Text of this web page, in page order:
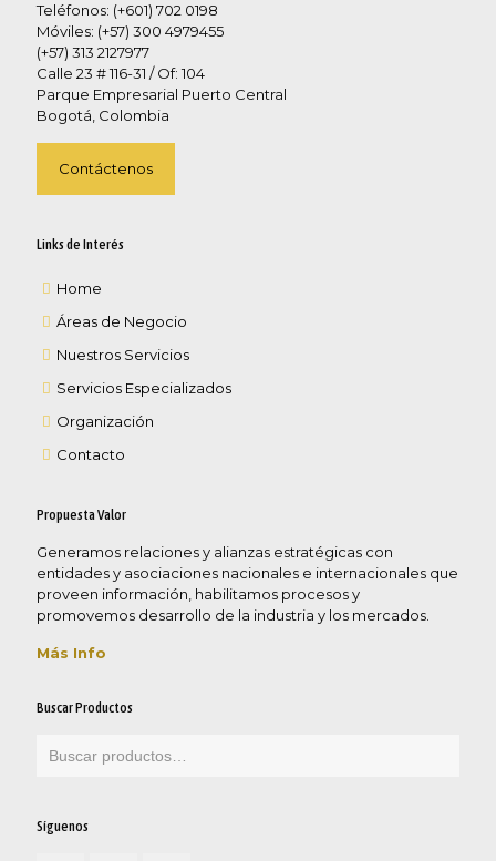
Teléfonos: (+601) 702 0198
Móviles: (+57) 300 4979455
(+57) 313 2127977
Calle 23 # 116-31 / Of: 104
Parque Empresarial Puerto Central
Bogotá, Colombia
Contáctenos
Links de Interés
Home
Áreas de Negocio
Nuestros Servicios
Servicios Especializados
Organización
Contacto
Propuesta Valor
Generamos relaciones y alianzas estratégicas con
entidades y asociaciones nacionales e internacionales que
proveen información, habilitamos procesos y
promovemos desarrollo de la industria y los mercados.
Más Info
Buscar Productos
Síguenos